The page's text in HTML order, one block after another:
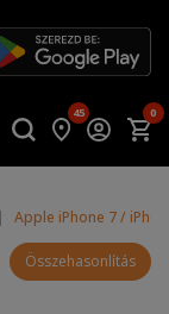
45 0
| Apple iPhone 7 /
Összehasonlítás